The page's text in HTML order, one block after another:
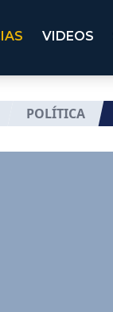
VIDEOS
POLÍTICA